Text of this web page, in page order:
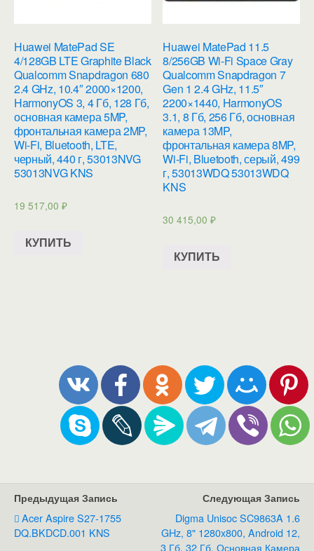
Huawei MatePad SE
4/128GB LTE Graphite Black
Qualcomm Snapdragon 680
2.4 GHz, 10.4″ 2000×1200,
HarmonyOS 3, 4 Гб, 128 Гб,
основная камера 5MP,
фронтальная камера 2MP,
Wi-Fi, Bluetooth, LTE,
черный, 440 г, 53013NVG
53013NVG KNS
19 517,00 ₽
КУПИТЬ
Huawei MatePad 11.5
8/256GB Wi-Fi Space Gray
Qualcomm Snapdragon 7
Gen 1 2.4 GHz, 11.5″
2200×1440, HarmonyOS
3.1, 8 Гб, 256 Гб, основная
камера 13MP,
фронтальная камера 8MP,
Wi-Fi, Bluetooth, серый, 499
г, 53013WDQ 53013WDQ
KNS
30 415,00₽
КУПИТЬ
Предыдущая Запись
Acer Aspire S27-1755
DQ.BKDCD.001 KNS
Следующая Запись
Digma Unisoc SC9863A 1.6
GHz, 8" 1280x800, Android 12,
3 Гб, 32 Гб, Основная Камера